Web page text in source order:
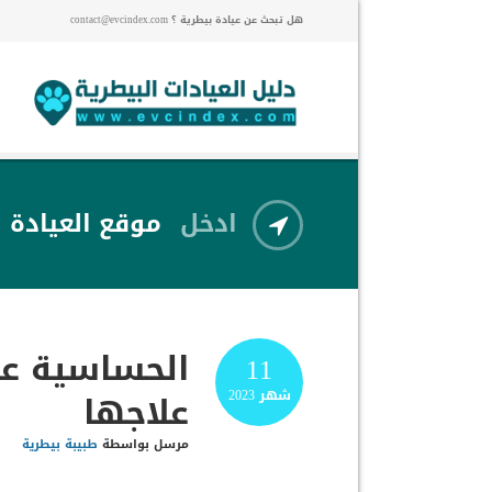
هل تبحث عن عيادة بيطرية ؟ contact@evcindex.com
ادخل موقع العيادة
11
شهر2023 الحساسية
علاجها
مرسل بواسطة طبيبة بيطرية